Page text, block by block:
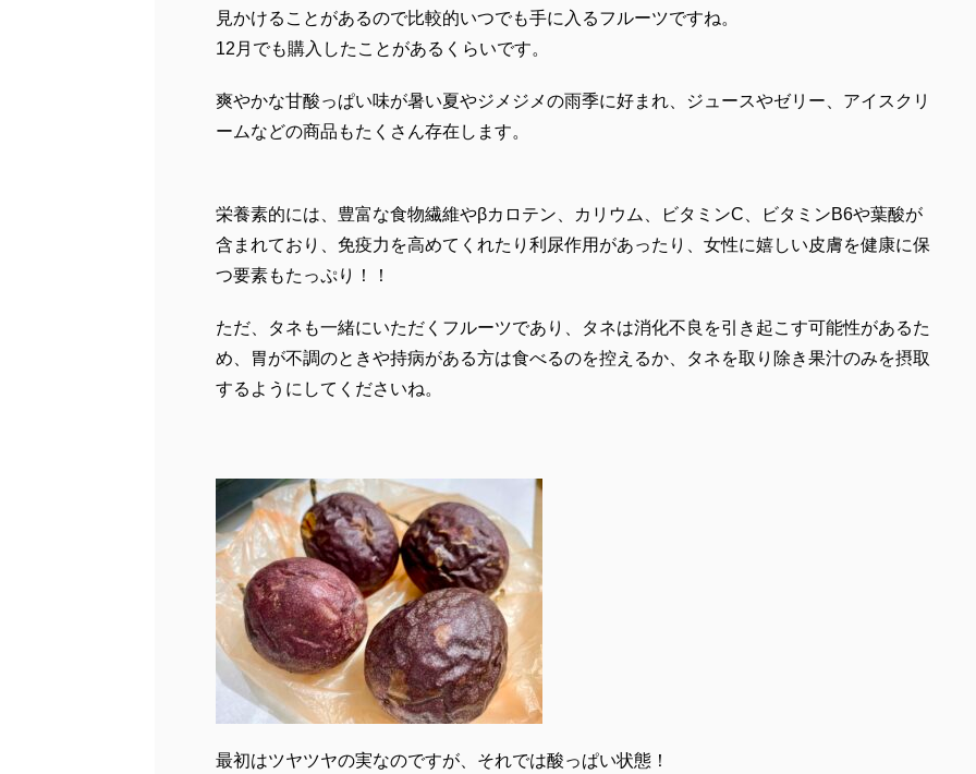
見かけることがあるので比較的いつでも手に入るフルーツですね。
12月でも購入したことがあるくらいです。
爽やかな甘酸っぱい味が暑い夏やジメジメの雨季に好まれ、ジュースやゼリー、アイスクリ
ームなどの商品もたくさん存在します。
栄養素的には、豊富な食物繊維やβカロテン、カリウム、ビタミンC、ビタミンB6や葉酸が
含まれており、免疫力を高めてくれたり利尿作用があったり、女性に嬉しい皮膚を健康に保
つ要素もたっぷり！！
ただ、タネも一緒にいただくフルーツであり、タネは消化不良を引き起こす可能性があるた
め、胃が不調のときや持病がある方は食べるのを控えるか、タネを取り除き果汁のみを摂取
するようにしてくださいね。
最初はツヤツヤの実なのですが、それでは酸っぱい状態！